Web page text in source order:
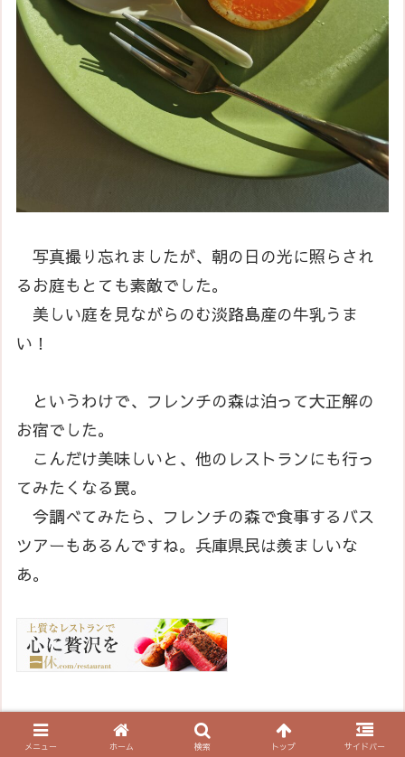
写真撮り忘れましたが、朝の日の光に照らされ
るお庭もとても素敵でした。
美しい庭を見ながらのむ淡路島産の牛乳うま
い！
というわけで、フレンチの森は泊って大正解の
お宿でした。
こんだけ美味しいと、他のレストランにも行っ
てみたくなる罠。
今調べてみたら、フレンチの森で食事するバス
ツアーもあるんですね。兵庫県民は羨ましいな
あ。
メニュー ホーム 検索 トップ サイドバー